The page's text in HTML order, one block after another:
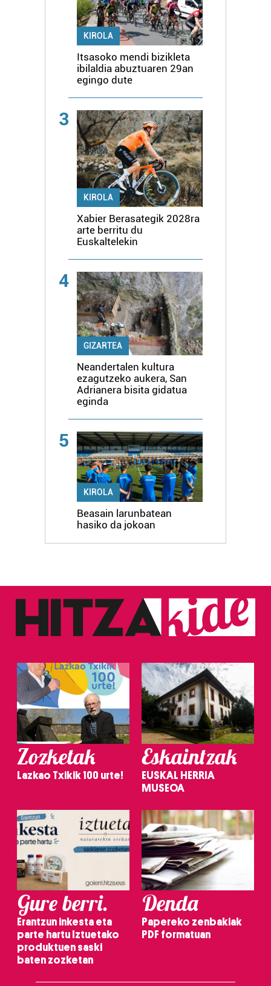
KIROLA
Itsasoko mendi bizikleta
ibilaldia abuztuaren 29an
egingo dute
3
KIROLA
Xabier Berasategik 2028ra
arte berritu du
Euskaltelekin
4
GIZARTEA
Neandertalen kultura
ezagutzeko aukera, San
Adrianera bisita gidatua
eginda
5
KIROLA
Beasain larunbatean
hasiko da jokoan
Zozketak
Lazkao Txikik 100 urte!
Eskaintzak
EUSKAL HERRIA
MUSEOA
Gure berri.
Erantzun inkesta eta
parte hartu Iztuetako
produktuen saski
baten zozketan
Denda
Papereko zenbakiak
PDF formatuan